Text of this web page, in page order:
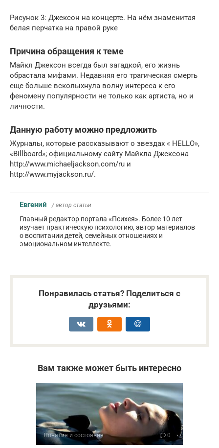
Рисунок 3: Джексон на концерте. На нём знаменитая
белая перчатка на правой руке
Причина обращения к теме
Майкл Джексон всегда был загадкой, его жизнь
обрастала мифами. Недавняя его трагическая смерть
еще больше всколыхнула волну интереса к его
феномену популярности не только как артиста, но и
личности.
Данную работу можно предложить
Журналы, которые рассказывают о звездах « HELLO»,
«Billboard»; официальному сайту Майкла Джексона
http://www.michaeljackson.com/ru и
http://www.myjackson.ru/.
Евгений / автор статьи
Главный редактор портала «Психея». Более 10 лет
изучает практическую психологию, автор материалов
о воспитании детей, семейных отношениях и
эмоциональном интеллекте.
Понравилась статья? Поделиться с
друзьями:
Вам также может быть интересно
Понятия и состояния 0